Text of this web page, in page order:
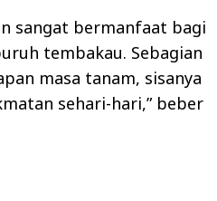
sangat bermanfaat bagi
tembakau. Sebagian
masa tanam, sisanya
sehari-hari,” beber